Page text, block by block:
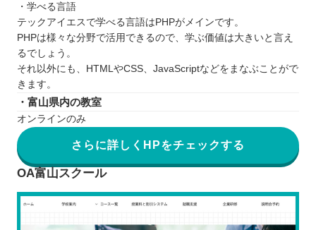
・学べる言語
テックアイエスで学べる言語はPHPがメインです。
PHPは様々な分野で活用できるので、学ぶ価値は大きいと言え
るでしょう。
それ以外にも、HTMLやCSS、JavaScriptなどをまなぶことがで
きます。
・富山県内の教室
オンラインのみ
さらに詳しくHPをチェックする
OA富山スクール